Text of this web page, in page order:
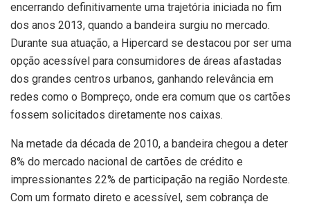
encerrando definitivamente uma trajetória iniciada no fim
dos anos 2013, quando a bandeira surgiu no mercado.
Durante sua atuação, a Hipercard se destacou por ser uma
opção acessível para consumidores de áreas afastadas
dos grandes centros urbanos, ganhando relevância em
redes como o Bompreço, onde era comum que os cartões
fossem solicitados diretamente nos caixas.
Na metade da década de 2010, a bandeira chegou a deter
8% do mercado nacional de cartões de crédito e
impressionantes 22% de participação na região Nordeste.
Com um formato direto e acessível, sem cobrança de